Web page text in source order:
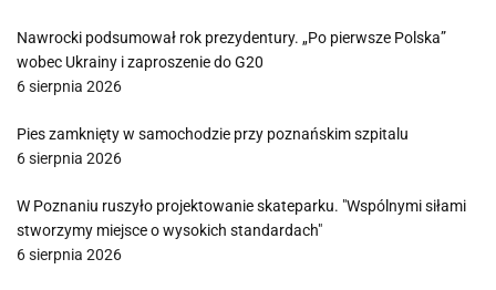
Nawrocki podsumował rok prezydentury. „Po pierwsze Polska”
wobec Ukrainy i zaproszenie do G20
6 sierpnia 2026
Pies zamknięty w samochodzie przy poznańskim szpitalu
6 sierpnia 2026
W Poznaniu ruszyło projektowanie skateparku. "Wspólnymi siłami
stworzymy miejsce o wysokich standardach"
6 sierpnia 2026